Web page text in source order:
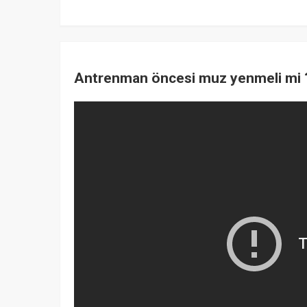
Antrenman öncesi muz yenmeli mi